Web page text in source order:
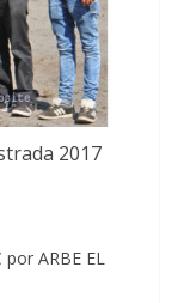
2017
por ARBE EL